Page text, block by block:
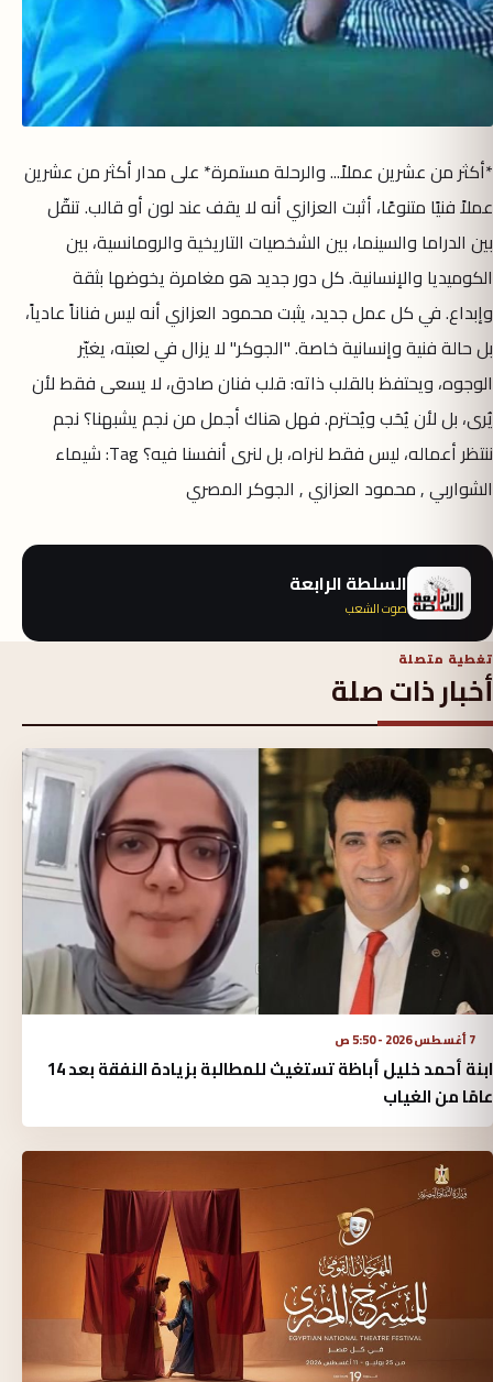
*أكثر من عشرين عملاً... والرحلة مستمرة* على مدار أكثر من عشرين
عملاً فنيًا متنوعًا، أثبت العزازي أنه لا يقف عند لون أو قالب. تنقّل
بين الدراما والسينما، بين الشخصيات التاريخية والرومانسية، بين
الكوميديا والإنسانية. كل دور جديد هو مغامرة يخوضها بثقة
وإبداع. في كل عمل جديد، يثبت محمود العزازي أنه ليس فناناً عادياً،
بل حالة فنية وإنسانية خاصة. "الجوكر" لا يزال في لعبته، يغيّر
الوجوه، ويحتفظ بالقلب ذاته: قلب فنان صادق، لا يسعى فقط لأن
يُرى، بل لأن يُحَب ويُحترم. فهل هناك أجمل من نجم يشبهنا؟ نجم
ننتظر أعماله، ليس فقط لنراه، بل لنرى أنفسنا فيه؟ Tag: شيماء
الشواربي , محمود العزازي , الجوكر المصري
السلطة الرابعة
صوت الشعب
تغطية متصلة
أخبار ذات صلة
7 أغسطس 2026 - 5:50 ص
ابنة أحمد خليل أباظة تستغيث للمطالبة بزيادة النفقة بعد 14
عامًا من الغياب